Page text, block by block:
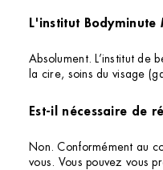
L'institut
Absolument. L’institut de
la cire, soins du visage
Est-il nécessaire de
Non. Conformément au
vous. Vous pouvez vous